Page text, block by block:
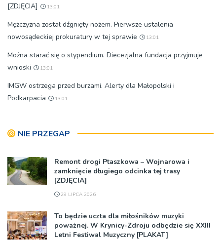
[ZDJĘCIA]
13:01
Mężczyzna został dźgnięty nożem. Pierwsze ustalenia
nowosądeckiej prokuratury w tej sprawie
13:01
Można starać się o stypendium. Diecezjalna fundacja przyjmuje
wnioski
13:01
IMGW ostrzega przed burzami. Alerty dla Małopolski i
Podkarpacia
13:01
NIE PRZEGAP
Remont drogi Ptaszkowa – Wojnarowa i
zamknięcie długiego odcinka tej trasy
[ZDJĘCIA]
29 LIPCA 2026
To będzie uczta dla miłośników muzyki
poważnej. W Krynicy-Zdroju odbędzie się XXIII
Letni Festiwal Muzyczny [PLAKAT]